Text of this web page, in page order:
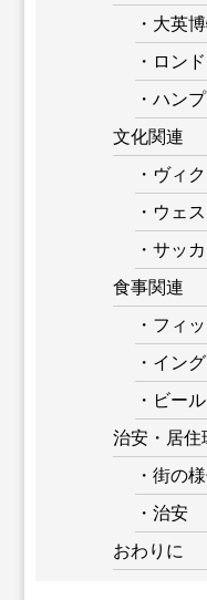
・大英
・ロン
・ハン
文化関連
・ヴィ
・ウェ
・サッ
食事関連
・フィ
・イン
・ビール
治安・居住
・街の
・治安
おわりに